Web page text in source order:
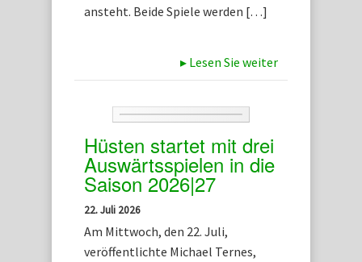
ansteht. Beide Spiele werden […]
▸ Lesen Sie weiter
Hüsten startet mit drei
Auswärtsspielen in die
Saison 2026|27
22. Juli 2026
Am Mittwoch, den 22. Juli,
veröffentlichte Michael Ternes,